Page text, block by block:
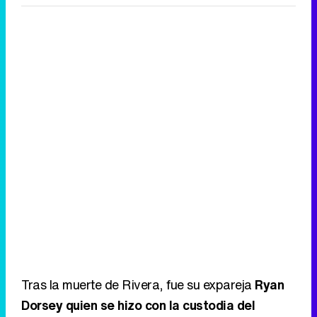
Tras la muerte de Rivera, fue su expareja Ryan
Dorsey quien se hizo con la custodia del